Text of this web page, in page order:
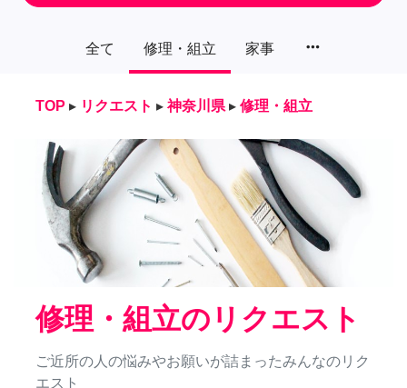
全て 修理・組立 家事 more_horiz
TOP ▸ リクエスト ▸ 神奈川県 ▸ 修理・組立
修理・組立のリクエスト
ご近所の人の悩みやお願いが詰まったみんなのリク
エスト